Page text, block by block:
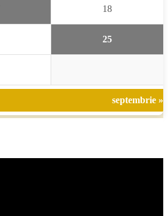
18
25
septembrie »